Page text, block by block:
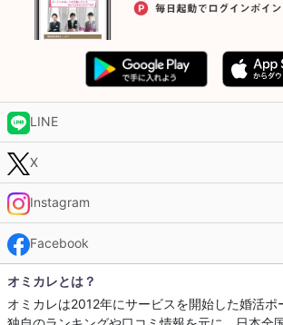
LINE
X
Instagram
Facebook
オミカレとは？
オミカレは2012年にサービスを開始した婚活ポ